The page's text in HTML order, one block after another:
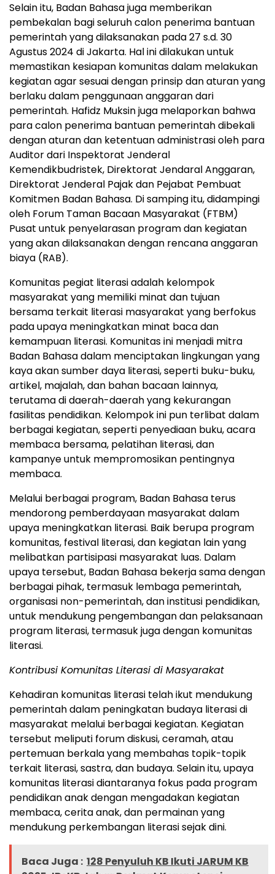
Selain itu, Badan Bahasa juga memberikan
pembekalan bagi seluruh calon penerima bantuan
pemerintah yang dilaksanakan pada 27 s.d. 30
Agustus 2024 di Jakarta. Hal ini dilakukan untuk
memastikan kesiapan komunitas dalam melakukan
kegiatan agar sesuai dengan prinsip dan aturan yang
berlaku dalam penggunaan anggaran dari
pemerintah. Hafidz Muksin juga melaporkan bahwa
para calon penerima bantuan pemerintah dibekali
dengan aturan dan ketentuan administrasi oleh para
Auditor dari Inspektorat Jenderal
Kemendikbudristek, Direktorat Jendaral Anggaran,
Direktorat Jenderal Pajak dan Pejabat Pembuat
Komitmen Badan Bahasa. Di samping itu, didampingi
oleh Forum Taman Bacaan Masyarakat (FTBM)
Pusat untuk penyelarasan program dan kegiatan
yang akan dilaksanakan dengan rencana anggaran
biaya (RAB).
Komunitas pegiat literasi adalah kelompok
masyarakat yang memiliki minat dan tujuan
bersama terkait literasi masyarakat yang berfokus
pada upaya meningkatkan minat baca dan
kemampuan literasi. Komunitas ini menjadi mitra
Badan Bahasa dalam menciptakan lingkungan yang
kaya akan sumber daya literasi, seperti buku-buku,
artikel, majalah, dan bahan bacaan lainnya,
terutama di daerah-daerah yang kekurangan
fasilitas pendidikan. Kelompok ini pun terlibat dalam
berbagai kegiatan, seperti penyediaan buku, acara
membaca bersama, pelatihan literasi, dan
kampanye untuk mempromosikan pentingnya
membaca.
Melalui berbagai program, Badan Bahasa terus
mendorong pemberdayaan masyarakat dalam
upaya meningkatkan literasi. Baik berupa program
komunitas, festival literasi, dan kegiatan lain yang
melibatkan partisipasi masyarakat luas. Dalam
upaya tersebut, Badan Bahasa bekerja sama dengan
berbagai pihak, termasuk lembaga pemerintah,
organisasi non-pemerintah, dan institusi pendidikan,
untuk mendukung pengembangan dan pelaksanaan
program literasi, termasuk juga dengan komunitas
literasi.
Kontribusi Komunitas Literasi di Masyarakat
Kehadiran komunitas literasi telah ikut mendukung
pemerintah dalam peningkatan budaya literasi di
masyarakat melalui berbagai kegiatan. Kegiatan
tersebut meliputi forum diskusi, ceramah, atau
pertemuan berkala yang membahas topik-topik
terkait literasi, sastra, dan budaya. Selain itu, upaya
komunitas literasi diantaranya fokus pada program
pendidikan anak dengan mengadakan kegiatan
membaca, cerita anak, dan permainan yang
mendukung perkembangan literasi sejak dini.
Baca Juga : 128 Penyuluh KB Ikuti JARUM KB